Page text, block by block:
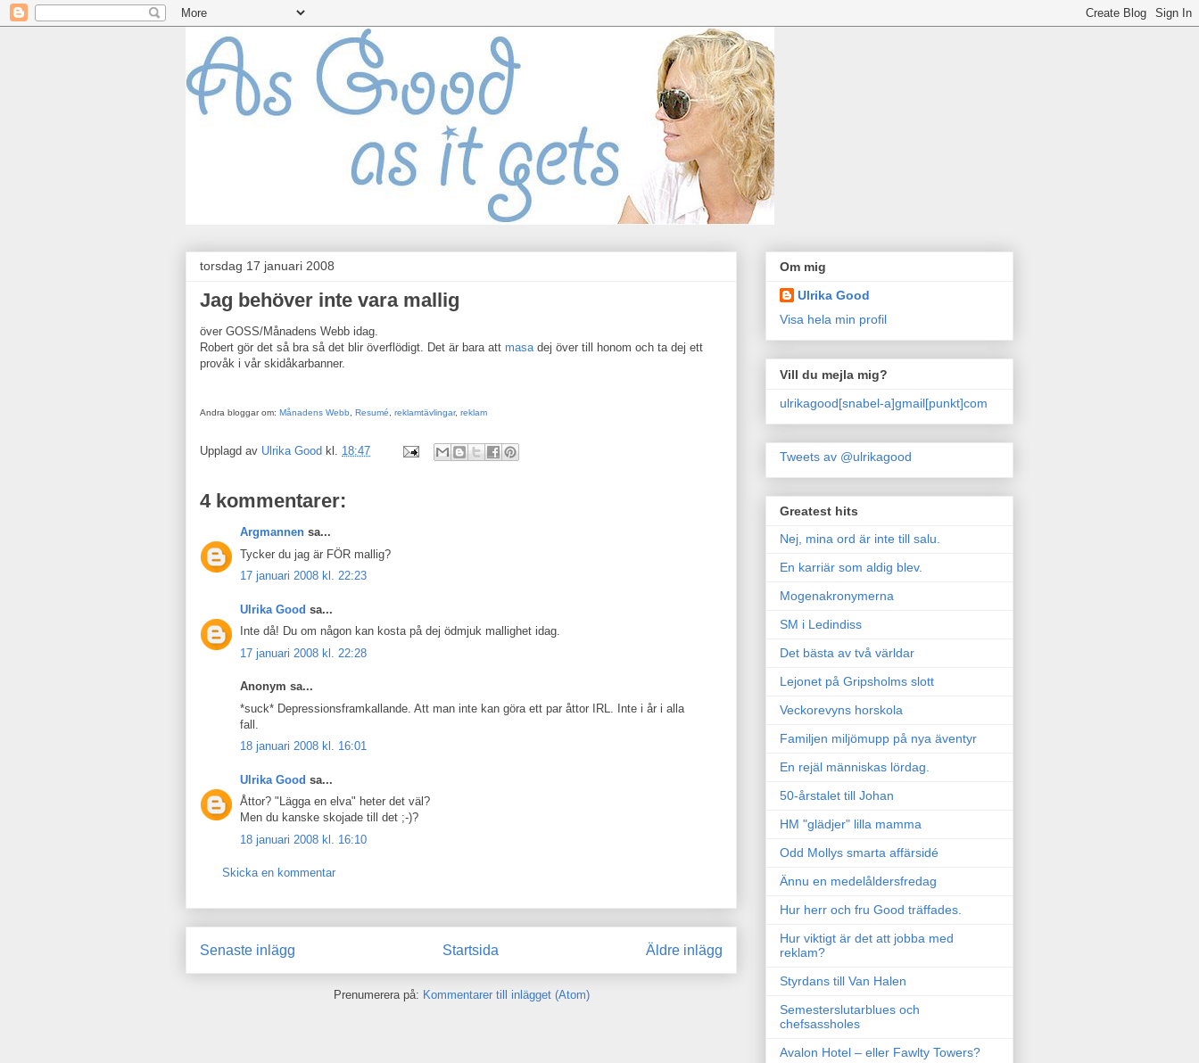
torsdag 17 januari 2008
Jag behöver inte vara mallig
över GOSS/Månadens Webb idag.
Robert gör det så bra så det blir överflödigt. Det är bara att masadej över till honom och ta dej ett
provåk i vår skidåkarbanner.
Andra bloggar om: Månadens Webb Resumé reklamtävlingar, reklam
Upplagd av Ulrika Good kl. 18:47
4 kommentarer:
Argmannen sa...
Tycker du jag är FÖR mallig?
17 januari 2008 kl. 22:23
Ulrika Good sa...
Inte då! Du om någon kan kosta på dej ödmjuk mallighet idag.
17 januari 2008 kl. 22:28
Anonym sa...
*suck* Depressionsframkallande. Att man inte kan göra ett par åttor IRL. Inte i år i alla
fall.
18 januari 2008 kl. 16:01
Ulrika Good sa...
Åttor? "Lägga en elva" heter det väl?
Men du kanske skojade till det ;-)?
18 januari 2008 kl. 16:10
Skicka en kommentar
Senaste inlägg Äldre inlägg
Startsida
Prenumerera på: Kommentarer till inlägget (Atom)
Om mig
Ulrika Good
Visa hela min profil
Vill du mejla mig?
ulrikagood[snabel-a]gmail[punkt]com
Tweets av @ulrikagood
Greatest hits
Nej, mina ord är inte till salu.
En karriär som aldig blev.
Mogenakronymerna
SM i Ledindiss
Det bästa av två världar
Lejonet på Gripsholms slott
Veckorevyns horskola
Familjen miljömupp på nya äventyr
En rejäl människas lördag.
50-årstalet till Johan
HM "glädjer" lilla mamma
Odd Mollys smarta affärsidé
Ännu en medelåldersfredag
Hur herr och fru Good träffades.
Hur viktigt är det att jobba med
reklam?
Styrdans till Van Halen
Semesterslutarblues och
chefsassholes
Avalon Hotel – eller Fawlty Towers?